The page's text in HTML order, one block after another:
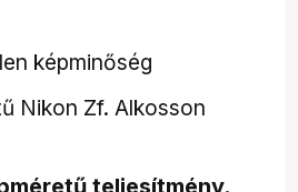
képminőség
Nikon Zf. Alkosson
teljesítmény.